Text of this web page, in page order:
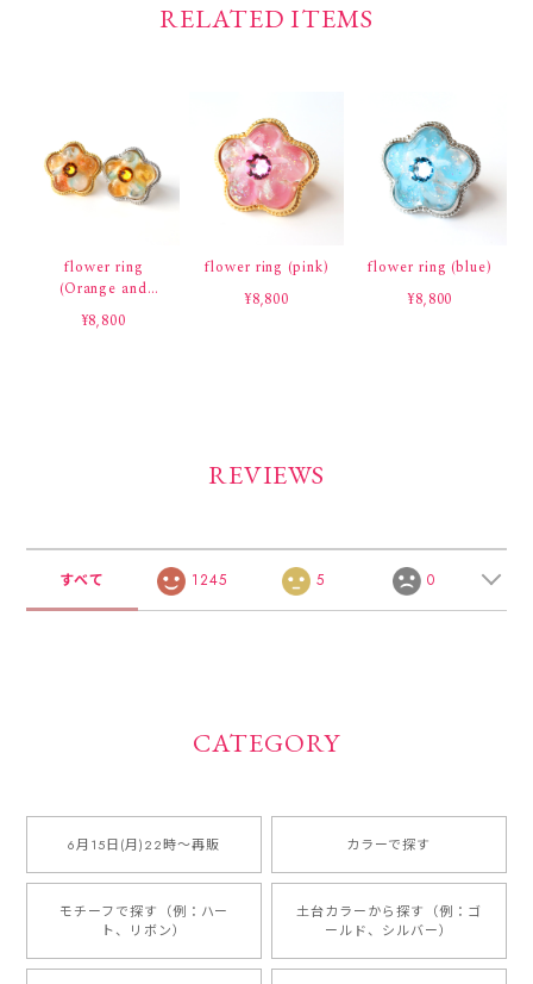
RELATED ITEMS
flower ring
(Orange and
Blue)
¥8,800
flower ring (pink)
¥8,800
flower ring (blue)
¥8,800
REVIEWS
すべて 1245 5 0
CATEGORY
6月15日(月)22時〜再販 カラーで探す
モチーフで探す（例：ハー
ト、リボン）
土台カラーから探す（例：ゴ
ールド、シルバー）